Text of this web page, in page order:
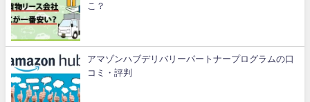
こ？
アマゾンハブデリバリーパートナープログラムの口
コミ・評判